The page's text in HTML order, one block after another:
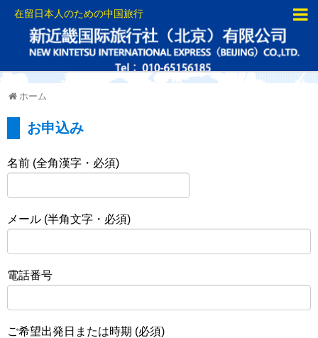
在留日本人のための中国旅行
ホーム
お申込み
名前 (全角漢字・必須)
メール (半角文字・必須)
電話番号
ご希望出発日または時期 (必須)